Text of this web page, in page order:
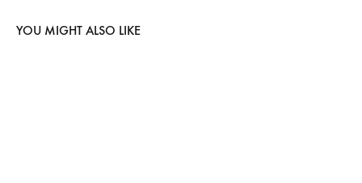
YOU MIGHT ALSO LIKE